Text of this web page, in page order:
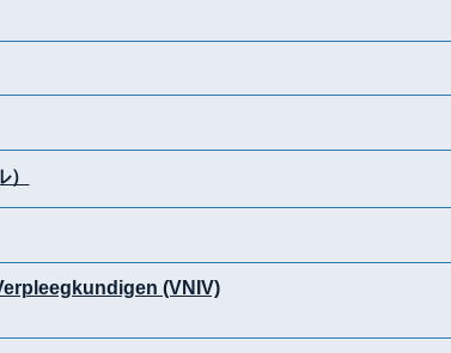
(VNIV)